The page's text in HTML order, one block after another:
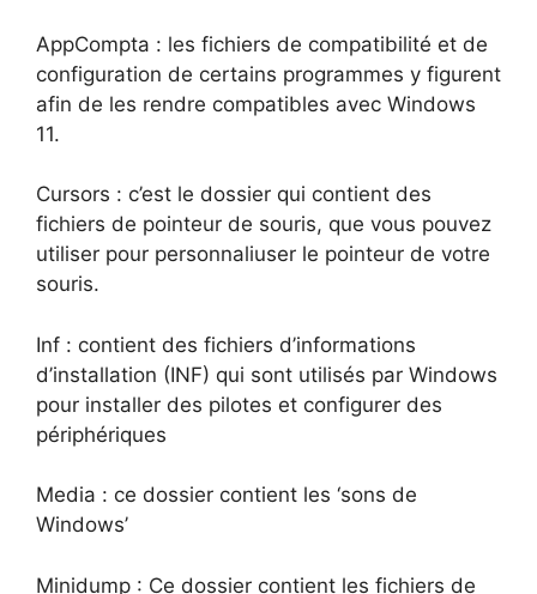
AppCompta : les fichiers de compatibilité et de
configuration de certains programmes y figurent
afin de les rendre compatibles avec Windows
11.
Cursors : c’est le dossier qui contient des
fichiers de pointeur de souris, que vous pouvez
utiliser pour personnaliuser le pointeur de votre
souris.
Inf : contient des fichiers d’informations
d’installation (INF) qui sont utilisés par Windows
pour installer des pilotes et configurer des
périphériques
Media : ce dossier contient les ‘sons de
Windows’
Minidump : Ce dossier contient les fichiers de